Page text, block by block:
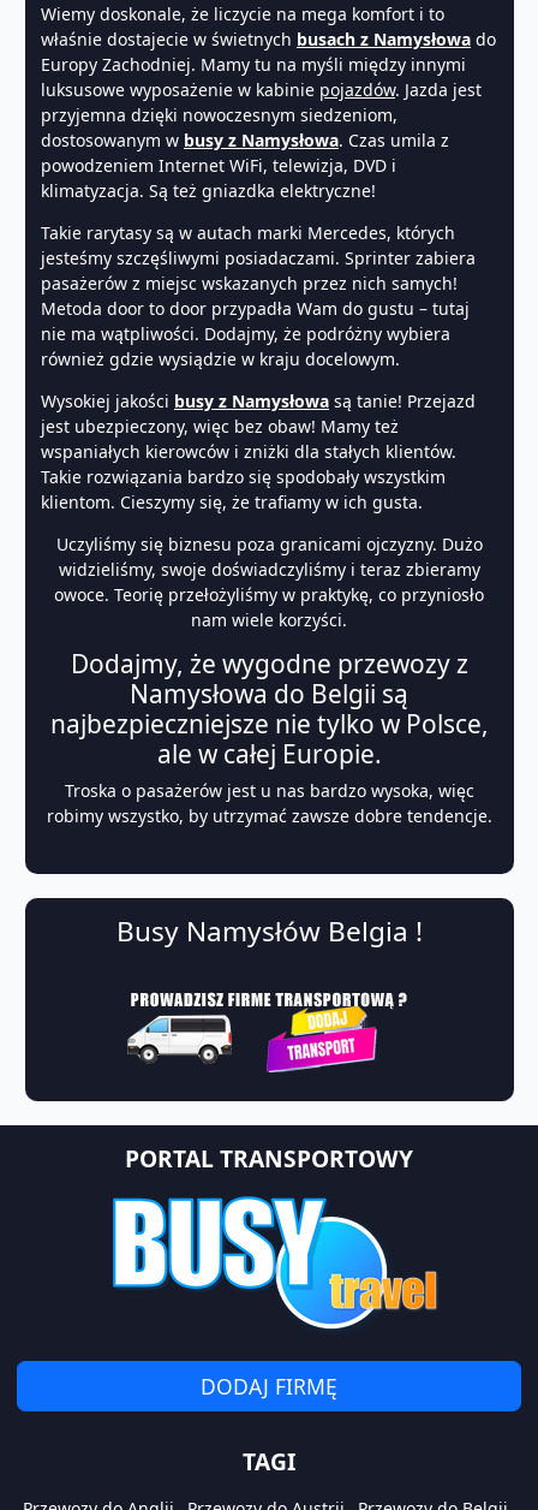
Wiemy doskonale, że liczycie na mega komfort i to
właśnie dostajecie w świetnych busach z Namysłowa do
Europy Zachodniej. Mamy tu na myśli między innymi
luksusowe wyposażenie w kabinie pojazdów. Jazda jest
przyjemna dzięki nowoczesnym siedzeniom,
dostosowanym w busy z Namysłowa. Czas umila z
powodzeniem Internet WiFi, telewizja, DVD i
klimatyzacja. Są też gniazdka elektryczne!
Takie rarytasy są w autach marki Mercedes, których
jesteśmy szczęśliwymi posiadaczami. Sprinter zabiera
pasażerów z miejsc wskazanych przez nich samych!
Metoda door to door przypadła Wam do gustu – tutaj
nie ma wątpliwości. Dodajmy, że podróżny wybiera
również gdzie wysiądzie w kraju docelowym.
Wysokiej jakości busy z Namysłowa są tanie! Przejazd
jest ubezpieczony, więc bez obaw! Mamy też
wspaniałych kierowców i zniżki dla stałych klientów.
Takie rozwiązania bardzo się spodobały wszystkim
klientom. Cieszymy się, że trafiamy w ich gusta.
Uczyliśmy się biznesu poza granicami ojczyzny. Dużo
widzieliśmy, swoje doświadczyliśmy i teraz zbieramy
owoce. Teorię przełożyliśmy w praktykę, co przyniosło
nam wiele korzyści.
Dodajmy, że wygodne przewozy z
Namysłowa do Belgii są
najbezpieczniejsze nie tylko w Polsce,
ale w całej Europie.
Troska o pasażerów jest u nas bardzo wysoka, więc
robimy wszystko, by utrzymać zawsze dobre tendencje.
Busy Namysłów Belgia !
PORTAL TRANSPORTOWY
DODAJ FIRMĘ
TAGI